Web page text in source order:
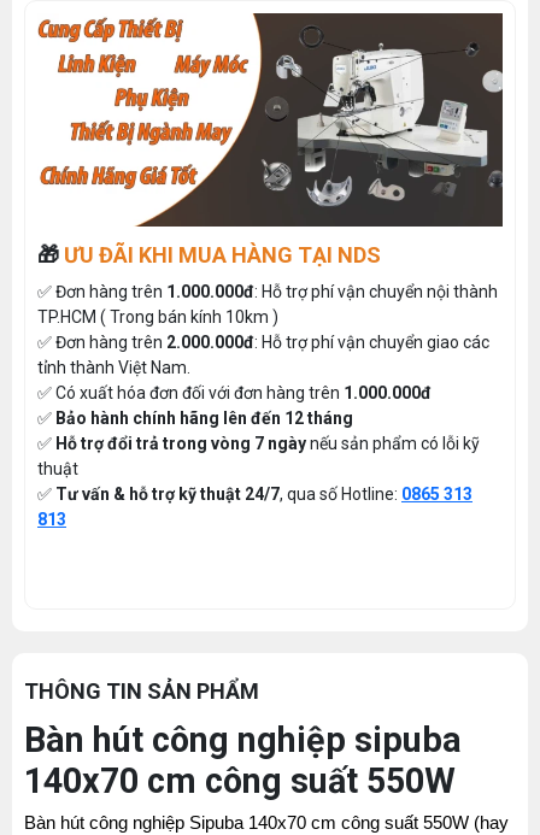
🎁 ƯU ĐÃI KHI MUA HÀNG TẠI NDS
✅ Đơn hàng trên 1.000.000đ: Hỗ trợ phí vận chuyển nội thành
TP.HCM ( Trong bán kính 10km )
✅ Đơn hàng trên 2.000.000đ: Hỗ trợ phí vận chuyển giao các
tỉnh thành Việt Nam.
✅ Có xuất hóa đơn đối với đơn hàng trên 1.000.000đ
✅ Bảo hành chính hãng lên đến 12 tháng
✅ Hỗ trợ đổi trả trong vòng 7 ngàynếu sản phẩm có lỗi kỹ
thuật
✅ Tư vấn & hỗ trợ kỹ thuật 24/7, qua số Hotline: 0865 313
813
THÔNG TIN SẢN PHẨM
Bàn hút công nghiệp sipuba
140x70 cm công suất 550W
Bàn hút công nghiệp Sipuba 140x70 cm công suất 550W (hay